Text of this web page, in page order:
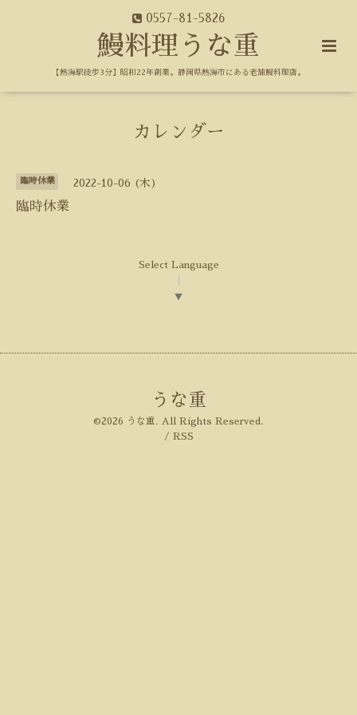
0557-81-5826
鰻料理うな重
【熱海駅徒歩3分】昭和22年創業。静岡県熱海市にある老舗鰻料理店。
カレンダー
臨時休業 2022-10-06 (木)
臨時休業
Select Language
▼
うな重
©2026 うな重. All Rights Reserved.
/ RSS